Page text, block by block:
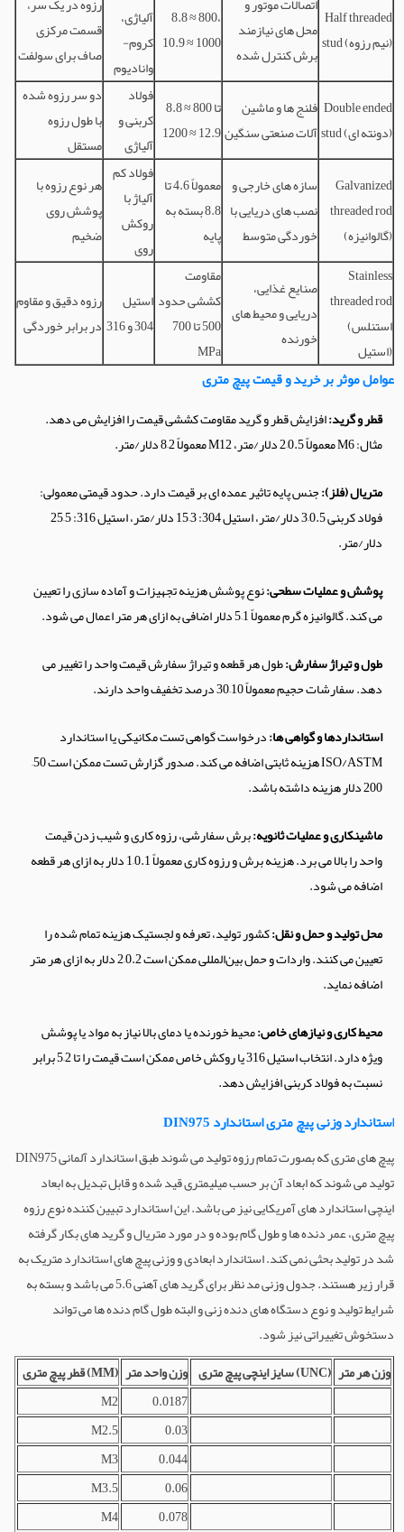
قسمت مرکزی
صاف برای سولفت
آلیاژی،
کروم-
وانادیوم
8.8 ≈ 800،
10.9 ≈ 1000
محل های نیازمند
برش کنترل شده
Half threaded
stud (نیم رزوه)
دو سر رزوه شده
با طول رزوه
مستقل
فولاد
کربنی و
آلیاژی
8.8 ≈ 800 تا
12.9 ≈ 1200
فلنج ها و ماشین
آلات صنعتی سنگین
Double ended
stud (دونته ای)
هر نوع رزوه با
پوشش روی
ضخیم
فولاد کم
آلیاژ با
روکش
روی
معمولاً 4.6 تا
8.8 بسته به
پایه
سازه های خارجی و
نصب های دریایی با
خوردگی متوسط
Galvanized
threaded rod
(گالوانیزه)
رزوه دقیق و مقاوم
در برابر خوردگی
استیل
304 و 316
مقاومت
کششی حدود
500 تا 700
MPa
صنایع غذایی،
دریایی و محیط های
خورنده
Stainless
threaded rod
(استنلس
استیل)
عوامل موثر بر خرید و قیمت پیچ متری
قطر و گرید:افزایش قطر و گرید مقاومت کششی قیمت را افزایش می دهد.
مثال: M6 معمولاً 0.5–2 دلار/متر، M12 معمولاً 2–8 دلار/متر.
متریال (فلز):جنس پایه تاثیر عمده ای بر قیمت دارد. حدود قیمتی معمولی:
فولاد کربنی 0.5–3 دلار/متر، استیل 304: 3–15 دلار/متر، استیل 316: 5–25
دلار/متر.
پوشش و عملیات سطحی:نوع پوشش هزینه تجهیزات و آماده سازی را تعیین
می کند. گالوانیزه گرم معمولاً 1–5 دلار اضافی به ازای هر متر اعمال می شود.
طول و تیراژ سفارش:طول هر قطعه و تیراژ سفارش قیمت واحد را تغییر می
دهد. سفارشات حجیم معمولاً 10–30 درصد تخفیف واحد دارند.
استانداردها و گواهی ها:درخواست گواهی تست مکانیکی یا استاندارد
ISO/ASTM هزینه ثابتی اضافه می کند. صدور گزارش تست ممکن است 50–
200 دلار هزینه داشته باشد.
ماشینکاری و عملیات ثانویه:برش سفارشی، رزوه کاری و شیب زدن قیمت
واحد را بالا می برد. هزینه برش و رزوه کاری معمولاً 0.1–1 دلار به ازای هر قطعه
اضافه می شود.
محل تولید و حمل و نقل:کشور تولید، تعرفه و لجستیک هزینه تمام شده را
تعیین می کنند. واردات و حمل بین‌المللی ممکن است 0.2–2 دلار به ازای هر متر
اضافه نماید.
محیط کاری و نیازهای خاص:محیط خورنده یا دمای بالا نیاز به مواد یا پوشش
ویژه دارد. انتخاب استیل 316 یا روکش خاص ممکن است قیمت را تا 2–5 برابر
نسبت به فولاد کربنی افزایش دهد.
استاندارد وزنی پیچ متری استاندارد DIN975
پیچ های متری که بصورت تمام رزوه تولید می شوند طبق استاندارد آلمانی DIN975
تولید می شوند که ابعاد آن بر حسب میلیمتری قید شده و قابل تبدیل به ابعاد
اینچی استاندارد های آمریکایی نیز می باشد. این استاندارد تبیین کننده نوع رزوه
پیچ متری، عمر دنده ها و طول گام بوده و در مورد متریال و گرید های بکار گرفته
شد در تولید بحثی نمی کند. استاندارد ابعادی و وزنی پیچ های استاندارد متریک به
قرار زیر هستند. جدول وزنی مد نظر برای گرید های آهنی 5.6 می باشد و بسته به
شرایط تولید و نوع دستگاه های دنده زنی و البته طول گام دنده ها می تواند
دستخوش تغییراتی نیز شود.
قطر پیچ متری (MM) وزن واحد متر سایز اینچی پیچ متری (UNC) وزن هر متر
M2
0.0187
M2.5
0.03
M3
0.044
M3.5
0.06
M4
0.078